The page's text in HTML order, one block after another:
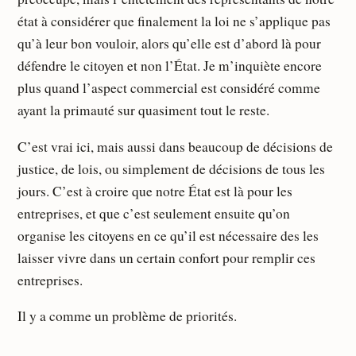
état à considérer que finalement la loi ne s’applique pas
qu’à leur bon vouloir, alors qu’elle est d’abord là pour
défendre le citoyen et non l’État. Je m’inquiète encore
plus quand l’aspect commercial est considéré comme
ayant la primauté sur quasiment tout le reste.
C’est vrai ici, mais aussi dans beaucoup de décisions de
justice, de lois, ou simplement de décisions de tous les
jours. C’est à croire que notre État est là pour les
entreprises, et que c’est seulement ensuite qu’on
organise les citoyens en ce qu’il est nécessaire des les
laisser vivre dans un certain confort pour remplir ces
entreprises.
Il y a comme un problème de priorités.